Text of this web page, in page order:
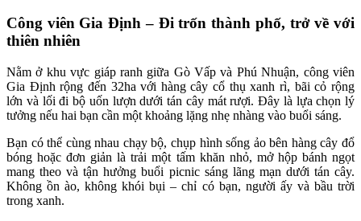
Công viên Gia Định – Đi trốn thành phố, trở về với
thiên nhiên
Nằm ở khu vực giáp ranh giữa Gò Vấp và Phú Nhuận, công viên
Gia Định rộng đến 32ha với hàng cây cổ thụ xanh rì, bãi cỏ rộng
lớn và lối đi bộ uốn lượn dưới tán cây mát rượi. Đây là lựa chọn lý
tưởng nếu hai bạn cần một khoảng lặng nhẹ nhàng vào buổi sáng.
Bạn có thể cùng nhau chạy bộ, chụp hình sống ảo bên hàng cây đổ
bóng hoặc đơn giản là trải một tấm khăn nhỏ, mở hộp bánh ngọt
mang theo và tận hưởng buổi picnic sáng lãng mạn dưới tán cây.
Không ồn ào, không khói bụi – chỉ có bạn, người ấy và bầu trời
trong xanh.